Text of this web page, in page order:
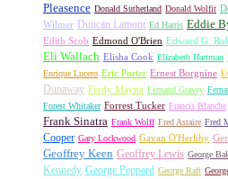
Pleasence Donald Sutherland Donald Wolfit
Wilmer Duncan Lamont Ed Harris Eddie
Edith Scob Edmond O'Brien Edward G.
Eli Wallach Elisha Cook Elizabeth Hartman
Enrique Lucero Eric Porter Ernest Borgnine
Dunaway Ferdy Mayne Fernand Gravey
Forest Whitaker Forrest Tucker Francis Blanche
Frank Sinatra Frank Wolff Fred Astaire Fred
Cooper Gary Lockwood Gavan O'Herlihy
Geoffrey Keen Geoffrey Lewis George
Kennedy George Peppard George Raft